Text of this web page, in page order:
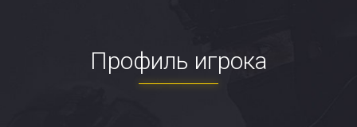
Профиль игрока